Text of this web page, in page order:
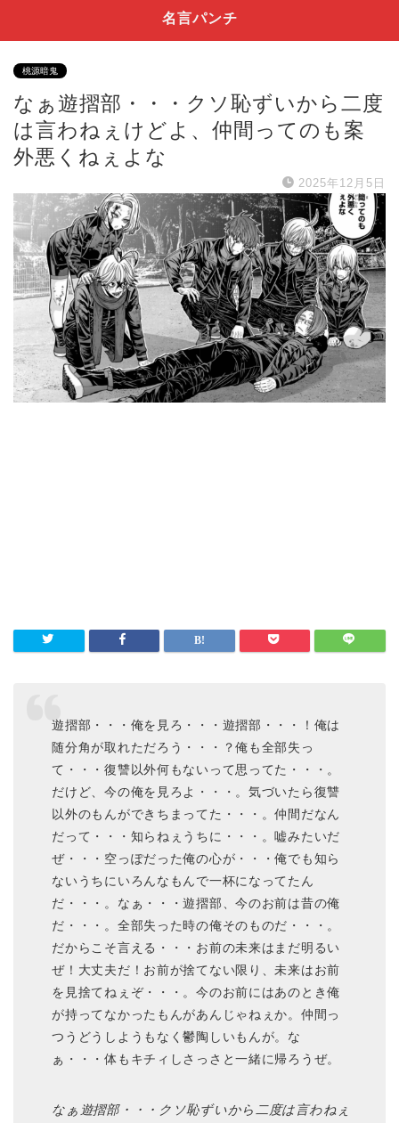
名言パンチ
桃源暗鬼
なぁ遊摺部・・・クソ恥ずいから二度
は言わねぇけどよ、仲間ってのも案
外悪くねぇよな
2025年12月5日
遊摺部・・・俺を見ろ・・・遊摺部・・・！俺は
随分角が取れただろう・・・？俺も全部失っ
て・・・復讐以外何もないって思ってた・・・。
だけど、今の俺を見ろよ・・・。気づいたら復讐
以外のもんができちまってた・・・。仲間だなん
だって・・・知らねぇうちに・・・。嘘みたいだ
ぜ・・・空っぽだった俺の心が・・・俺でも知ら
ないうちにいろんなもんで一杯になってたん
だ・・・。なぁ・・・遊摺部、今のお前は昔の俺
だ・・・。全部失った時の俺そのものだ・・・。
だからこそ言える・・・お前の未来はまだ明るい
ぜ！大丈夫だ！お前が捨てない限り、未来はお前
を見捨てねぇぞ・・・。今のお前にはあのとき俺
が持ってなかったもんがあんじゃねぇか。仲間っ
つうどうしようもなく鬱陶しいもんが。な
ぁ・・・体もキチィしさっさと一緒に帰ろうぜ。
なぁ遊摺部・・・クソ恥ずいから二度は言わねぇ